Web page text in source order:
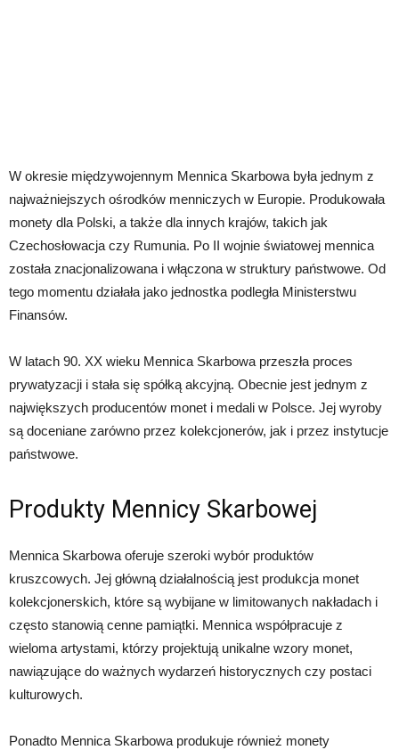
W okresie międzywojennym Mennica Skarbowa była jednym z
najważniejszych ośrodków menniczych w Europie. Produkowała
monety dla Polski, a także dla innych krajów, takich jak
Czechosłowacja czy Rumunia. Po II wojnie światowej mennica
została znacjonalizowana i włączona w struktury państwowe. Od
tego momentu działała jako jednostka podległa Ministerstwu
Finansów.
W latach 90. XX wieku Mennica Skarbowa przeszła proces
prywatyzacji i stała się spółką akcyjną. Obecnie jest jednym z
największych producentów monet i medali w Polsce. Jej wyroby
są doceniane zarówno przez kolekcjonerów, jak i przez instytucje
państwowe.
Produkty Mennicy Skarbowej
Mennica Skarbowa oferuje szeroki wybór produktów
kruszcowych. Jej główną działalnością jest produkcja monet
kolekcjonerskich, które są wybijane w limitowanych nakładach i
często stanowią cenne pamiątki. Mennica współpracuje z
wieloma artystami, którzy projektują unikalne wzory monet,
nawiązujące do ważnych wydarzeń historycznych czy postaci
kulturowych.
Ponadto Mennica Skarbowa produkuje również monety